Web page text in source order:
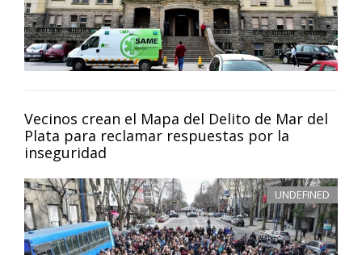
Vecinos crean el Mapa del Delito de Mar del
Plata para reclamar respuestas por la
inseguridad
UNDEFINED